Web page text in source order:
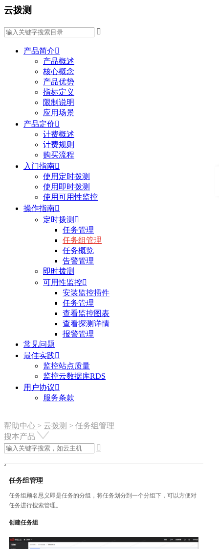
云拨测

产品简介
产品概述
核心概念
产品优势
指标定义
限制说明
应用场景
产品定价
计费概述
计费规则
购买流程
入门指南
使用定时拨测
使用即时拨测
使用可用性监控
操作指南
定时拨测 
任务管理
任务组管理
任务概览
告警管理
即时拨测
可用性监控
安装监控插件
任务管理
查看监控图表
查看探测详情
报警管理
常见问题
最佳实践
监控站点质量
监控云数据库RDS
用户协议
服务条款
帮助中心 > 云拨测 > 任务组管理
搜本产品

任务组管理
任务组顾名思义即是任务的分组，将任务划分到一个分组下，可以方便对
任务进行搜索管理。
创建任务组